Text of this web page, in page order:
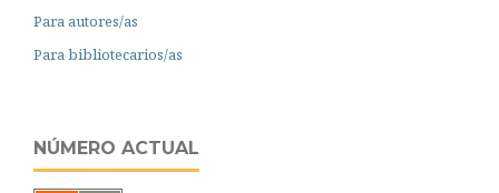
Para autores/as
Para bibliotecarios/as
NÚMERO ACTUAL